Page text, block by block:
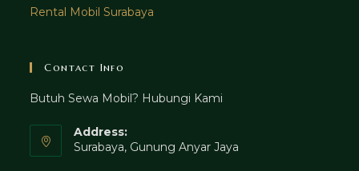
Rental Mobil Surabaya
Contact Info
Butuh Sewa Mobil? Hubungi Kami
Address:
Surabaya, Gunung Anyar Jaya